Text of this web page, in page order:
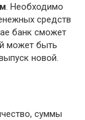
. Необходимо
средств
банк сможет
может быть
новой.
суммы